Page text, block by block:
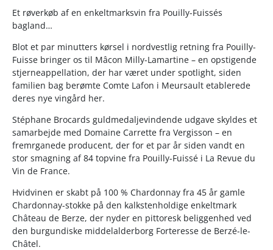
Et røverkøb af en enkeltmarksvin fra Pouilly-Fuissés
bagland…
Blot et par minutters kørsel i nordvestlig retning fra Pouilly-
Fuisse bringer os til Mâcon Milly-Lamartine – en opstigende
stjerneappellation, der har været under spotlight, siden
familien bag berømte Comte Lafon i Meursault etablerede
deres nye vingård her.
Stéphane Brocards guldmedaljevindende udgave skyldes et
samarbejde med Domaine Carrette fra Vergisson – en
fremrganede producent, der for et par år siden vandt en
stor smagning af 84 topvine fra Pouilly-Fuissé i La Revue du
Vin de France.
Hvidvinen er skabt på 100 % Chardonnay fra 45 år gamle
Chardonnay-stokke på den kalkstenholdige enkeltmark
Château de Berze, der nyder en pittoresk beliggenhed ved
den burgundiske middelalderborg Forteresse de Berzé-le-
Châtel.